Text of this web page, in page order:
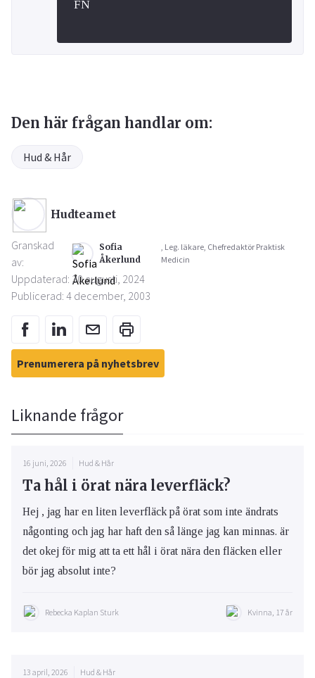
FN
Den här frågan handlar om:
Hud & Hår
Hudteamet
Granskad
av:
Sofia
Åkerlund
, Leg. läkare, Chefredaktör Praktisk
Medicin
Uppdaterad: 30 augusti, 2024
Publicerad: 4 december, 2003
Prenumerera på nyhetsbrev
Liknande frågor
16 juni, 2026 Hud & Hår
Ta hål i örat nära leverfläck?
Hej , jag har en liten leverfläck på örat som inte ändrats
någonting och jag har haft den så länge jag kan minnas. är
det okej för mig att ta ett hål i örat nära den fläcken eller
bör jag absolut inte?
Rebecka Kaplan Sturk Kvinna, 17 år
13 april, 2026 Hud & Hår